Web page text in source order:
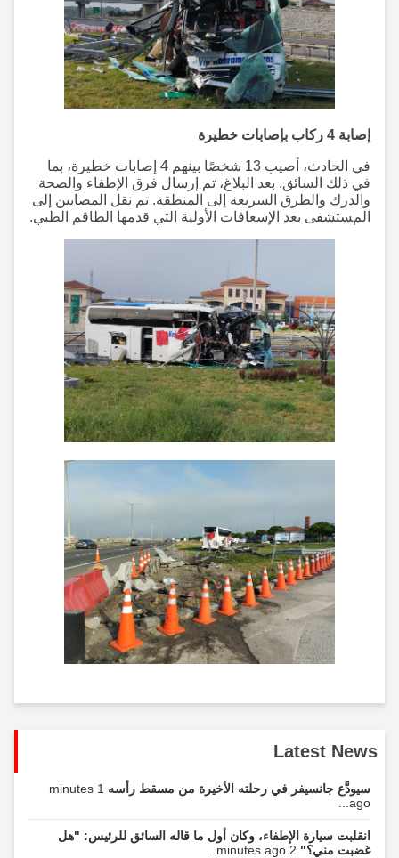
إصابة 4 ركاب بإصابات خطيرة
في الحادث، أصيب 13 شخصًا بينهم 4 إصابات خطيرة، بما
في ذلك السائق. بعد البلاغ، تم إرسال فرق الإطفاء والصحة
والدرك والطرق السريعة إلى المنطقة. تم نقل المصابين إلى
المستشفى بعد الإسعافات الأولية التي قدمها الطاقم الطبي.
Latest News
سيودَّع جانسيفر في رحلته الأخيرة من مسقط رأسه
1 minutes
ago...
انقلبت سيارة الإطفاء، وكان أول ما قاله السائق للرئيس: "هل
غضبت مني؟"2 minutes ago...